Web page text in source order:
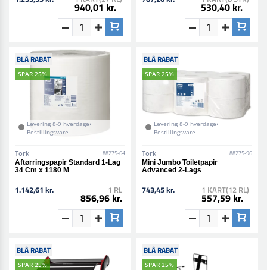
940,01 kr. 530,40 kr.
BLÅ RABAT
SPAR 25%
Levering 8-9 hverdage•
Bestillingsvare
Tork 88275-64
Aftørringspapir Standard 1-Lag
34 Cm x 1180 M
1.142,61 kr. 1 RL
856,96 kr.
BLÅ RABAT
SPAR 25%
Levering 8-9 hverdage•
Bestillingsvare
Tork 88275-96
Mini Jumbo Toiletpapir
Advanced 2-Lags
743,45 kr. 1 KART(12 RL)
557,59 kr.
BLÅ RABAT
SPAR 25%
BLÅ RABAT
SPAR 25%